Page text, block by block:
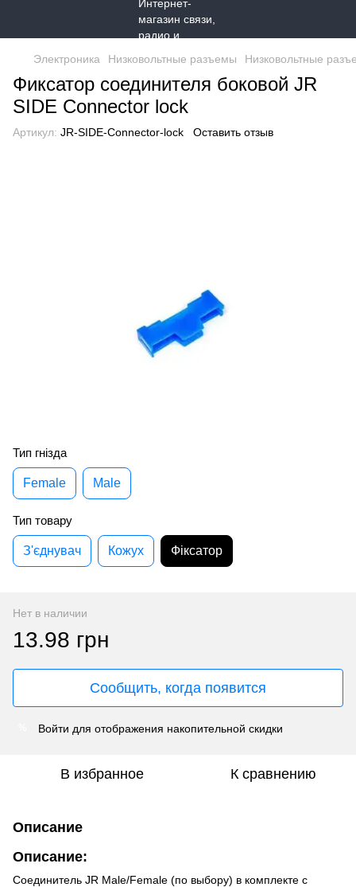
Электроника Низковольтные разъемы Низковольтные
Фиксатор соединителя боковой JR
SIDE Connector lock
Артикул: JR-SIDE-Connector-lock Оставить отзыв
Тип гнізда
Female Male
Тип товару
З'єднувач Кожух Фіксатор
Нет в наличии
13.98 грн
Сообщить, когда появится
Войти для отображения накопительной скидки
В избранное К сравнению
Описание
Описание:
Соединитель JR Male/Female (по выбору) в комплекте с